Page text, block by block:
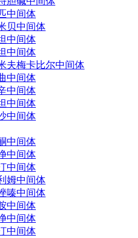
中间体
贝中间体
中间体
中间体
夫梅卡比尔中间体
中间体
中间体
中间体
中间体
中间体
中间体
中间体
姆中间体
嗪中间体
中间体
中间体
中间体